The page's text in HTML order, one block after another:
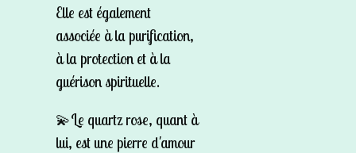
Elle est également
associée à la purification,
à la protection et à la
guérison spirituelle.
💫Le quartz rose, quant à
lui, est une pierre d'amour